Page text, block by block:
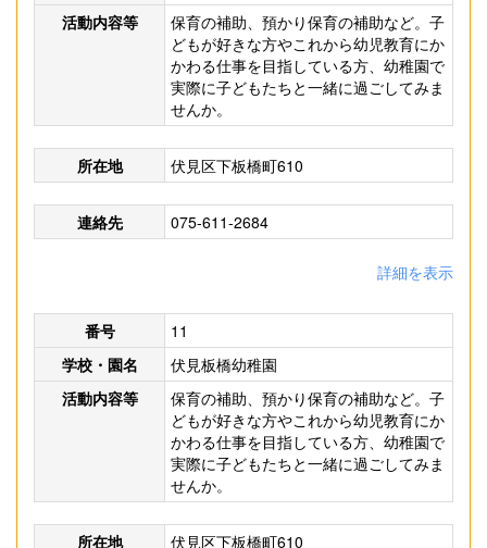
活動内容等
保育の補助、預かり保育の補助など。子
どもが好きな方やこれから幼児教育にか
かわる仕事を目指している方、幼稚園で
実際に子どもたちと一緒に過ごしてみま
せんか。
所在地 伏見区下板橋町610
連絡先 075-611-2684
詳細を表示
番号
11
学校・園名
伏見板橋幼稚園
活動内容等
保育の補助、預かり保育の補助など。子
どもが好きな方やこれから幼児教育にか
かわる仕事を目指している方、幼稚園で
実際に子どもたちと一緒に過ごしてみま
せんか。
所在地 伏見区下板橋町610